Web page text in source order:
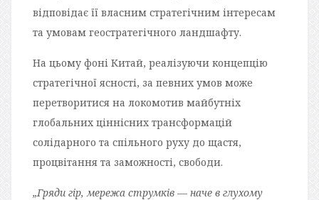
відповідає її власним стратегічним інтересам
та умовам геостратегічного ландшафту.
На цьому фоні Китай, реалізуючи концепцію
стратегічної ясності, за певних умов може
перетворитися на локомотив майбутніх
глобальних ціннісних трансформацій
солідарного та спільного руху до щастя,
процвітання та заможності, свободи.
„Гряди гір, мережа струмків — наче в глухому